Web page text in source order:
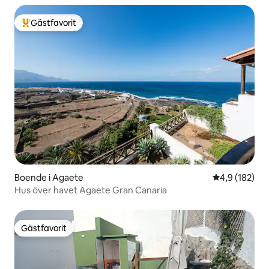
Populär gästfavorit
Gästfavorit
Boende i Agaete 4,9 av 5 i
4,9 (182)
Hus över havet Agaete Gran Canaria
Gästfavorit
Gästfavorit